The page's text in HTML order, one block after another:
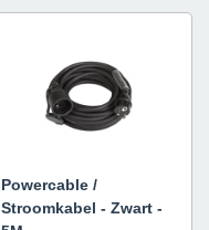
Powercable /
Stroomkabel - Zwart -